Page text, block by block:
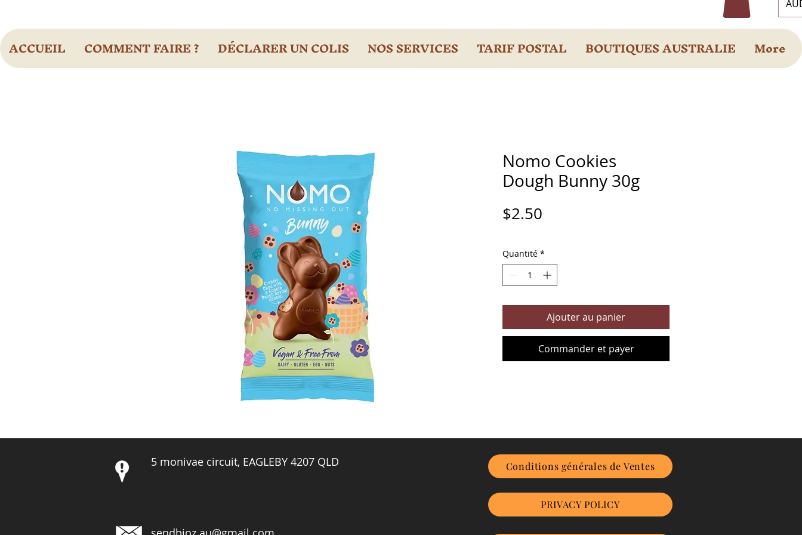
ACCUEIL COMMENT FAIRE ? DÉCLARER UN COLIS NOS SERVICES TARIF POSTAL BOUTIQUES AUSTRALIE More
Nomo Cookies
Dough Bunny 30g
$2.50
Quantité *
Ajouter au panier
Commander et payer
5 monivae circuit, EAGLEBY 4207 QLD Conditions générales de Ventes
PRIVACY POLICY